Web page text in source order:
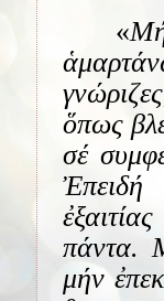
«
ὅπως
σέ
Ἐπειδή
πάντα.
μήν